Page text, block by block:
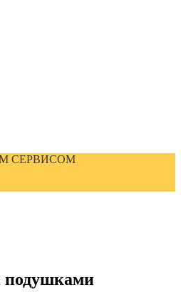
СЕРВИСОМ
подушками